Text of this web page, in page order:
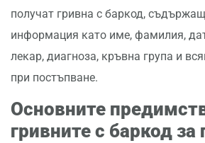
получат гривна с баркод,
информация като име, фамилия,
лекар, диагноза, кръвна група и
при постъпване.
Основните
гривните с баркод за